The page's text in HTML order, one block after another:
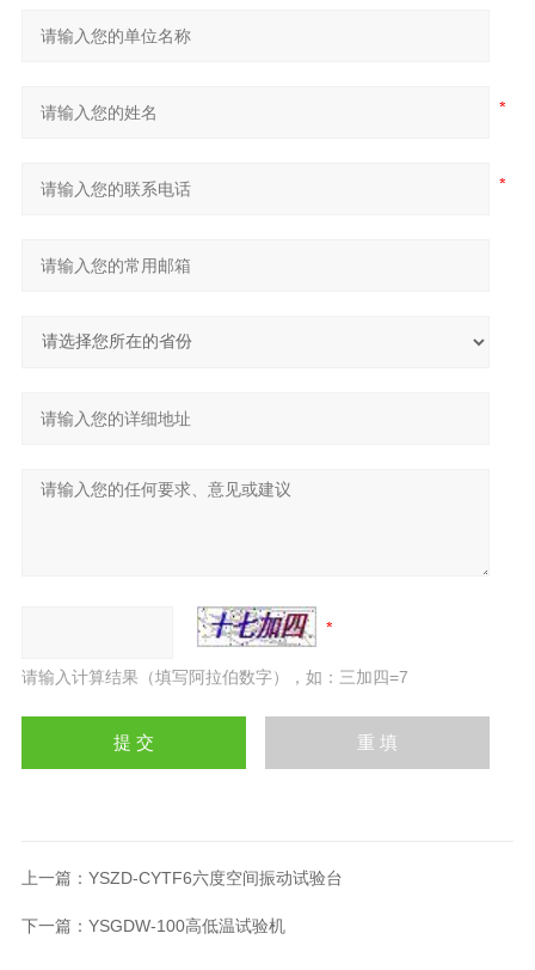
请输入计算结果（填写阿拉伯数字），如：三加四=7
上一篇： YSZD-CYTF6六度空间振动试验台
下一篇： YSGDW-100高低温试验机